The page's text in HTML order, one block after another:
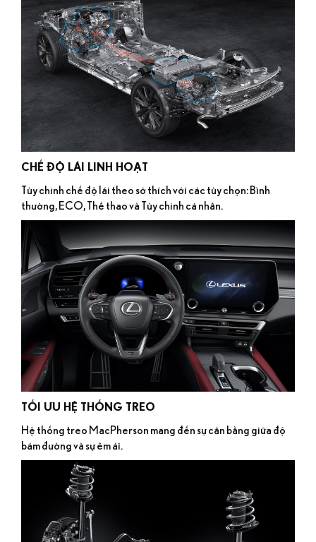
CHẾ ĐỘ LÁI LINH HOẠT
Tùy chỉnh chế độ lái theo sở thích với các tùy chọn: Bình
thường, ECO, Thể thao và Tùy chỉnh cá nhân.
TỐI ƯU HỆ THỐNG TREO
Hệ thống treo MacPherson mang đến sự cân bằng giữa độ
bám đường và sự êm ái.